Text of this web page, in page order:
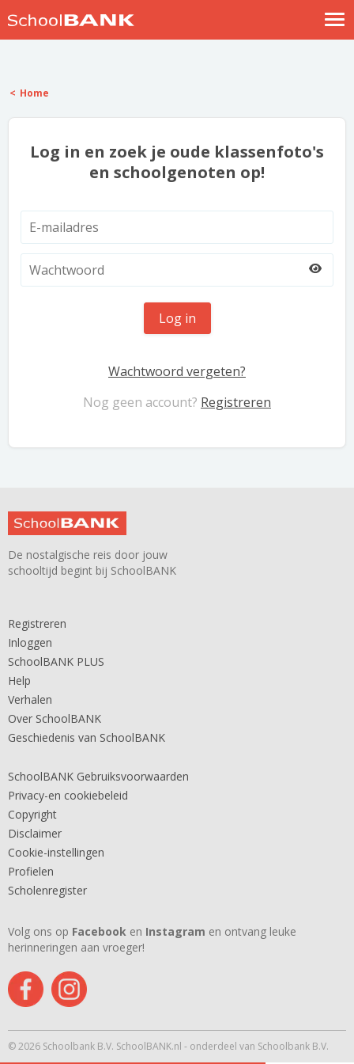
Help
Home
Log in en zoek je oude klassenfoto's
en schoolgenoten op!
Log in
Wachtwoord vergeten?
Nog geen account? Registreren
De nostalgische reis door jouw
schooltijd begint bij SchoolBANK
Registreren
Inloggen
SchoolBANK PLUS
Help
Verhalen
Over SchoolBANK
Geschiedenis van SchoolBANK
SchoolBANK Gebruiksvoorwaarden
Privacy-en cookiebeleid
Copyright
Disclaimer
Cookie-instellingen
Profielen
Scholenregister
Volg ons op Facebook en Instagram en ontvang leuke
herinneringen aan vroeger!
© 2026 Schoolbank B.V. SchoolBANK.nl - onderdeel van Schoolbank B.V.